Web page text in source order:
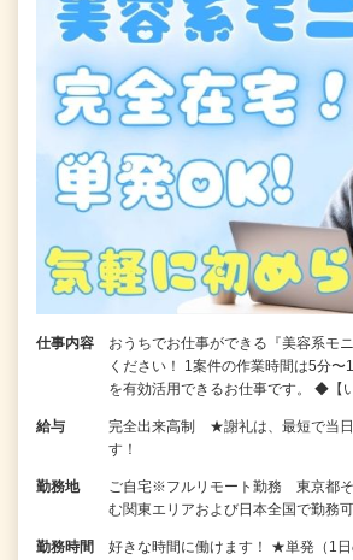
仕事内容
おうちでお仕事ができる『美容系モ
ください！ 1案件の作業時間は5分〜
を有効活用できるお仕事です。 ◆【
給与
完全出来高制 ★謝礼は、最短で当日
す！
勤務地
ご自宅※フルリモート勤務 東京都
む関東エリアおよび日本全国で勤務
勤務時間
好きな時間に働けます！ ★単発（1